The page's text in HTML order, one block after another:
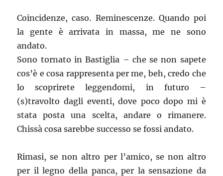
Coincidenze, caso. Reminescenze. Quando poi
la gente è arrivata in massa, me ne sono
andato.
Sono tornato in Bastiglia – che se non sapete
cos’è e cosa rappresenta per me, beh, credo che
lo scoprirete leggendomi, in futuro –
(s)travolto dagli eventi, dove poco dopo mi è
stata posta una scelta, andare o rimanere.
Chissà cosa sarebbe successo se fossi andato.
Rimasi, se non altro per l’amico, se non altro
per il legno della panca, per la sensazione da